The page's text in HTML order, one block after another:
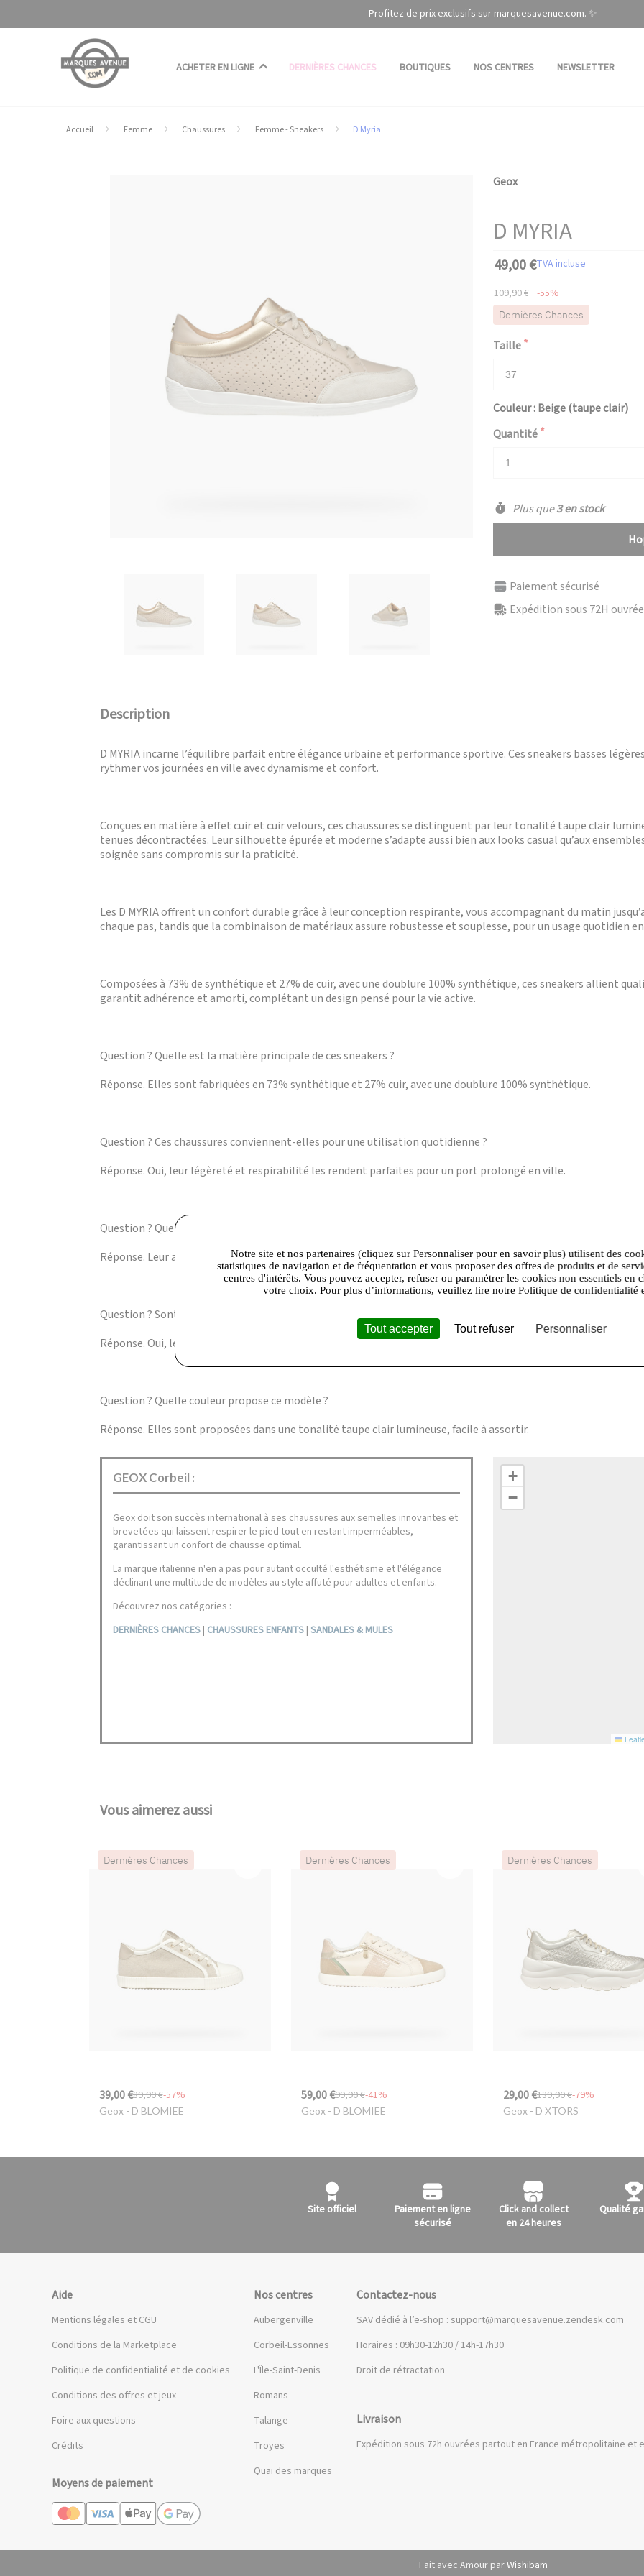
Profitez de prix exclusifs sur marquesavenue.com. ✨
ACHETER EN LIGNE DERNIÈRES CHANCES BOUTIQUES NOS CENTRES NEWSLETTER
Accueil Femme Chaussures Femme - Sneakers D Myria
Geox
D MYRIA
49,00 €TVA incluse
109,90 € -55%
Dernières Chances
Taille
Couleur : Beige (taupe clair)
Quantité
Plus que3 en stock
Paiement sécurisé
Expédition sous 72H
Description
D MYRIA incarne l’équilibre parfait entre élégance urbaine et performance sportive. Ces sneakers basses
rythmer vos journées en ville avec dynamisme et confort.
Conçues en matière à effet cuir et cuir velours, ces chaussures se distinguent par leur tonalité taupe clair
tenues décontractées. Leur silhouette épurée et moderne s’adapte aussi bien aux looks casual qu’aux
soignée sans compromis sur la praticité.
Les D MYRIA offrent un confort durable grâce à leur conception respirante, vous accompagnant du matin
chaque pas, tandis que la combinaison de matériaux assure robustesse et souplesse, pour un usage quotidien
Composées à 73% de synthétique et 27% de cuir, avec une doublure 100% synthétique, ces sneakers allient
garantit adhérence et amorti, complétant un design pensé pour la vie active.
Question ? Quelle est la matière principale de ces sneakers ?
Réponse. Elles sont fabriquées en 73% synthétique et 27% cuir, avec une doublure 100% synthétique.
Question ? Ces chaussures conviennent-elles pour une utilisation quotidienne ?
Réponse. Oui, leur légèreté et respirabilité les rendent parfaites pour un port prolongé en ville.
Question ? Quel style peut-on associer avec les D MYRIA ?
Réponse. Leur allure active chic s’adapte aux looks décontractés comme aux tenues plus élégantes.
Question ? Sont-elles adaptées aux saisons chaudes ?
Réponse. Oui, leur conception respirante assure un confort optimal même par temps chaud.
Question ? Quelle couleur propose ce modèle ?
Réponse. Elles sont proposées dans une tonalité taupe clair lumineuse, facile à assortir.
GEOX Corbeil :
Geox doit son succès international à ses chaussures aux semelles innovantes et
brevetées qui laissent respirer le pied tout en restant imperméables,
garantissant un confort de chausse optimal.
La marque italienne n'en a pas pour autant occulté l'esthétisme et l'élégance
déclinant une multitude de modèles au style affuté pour adultes et enfants.
Découvrez nos catégories :
DERNIÈRES CHANCES | CHAUSSURES ENFANTS |SANDALES & MULES
+
−
Vous aimerez aussi
Dernières Chances
39,00 €89,90 €-57%
Geox- D BLOMIEE
Dernières Chances
59,00 €99,90 €-41%
Geox- D BLOMIEE
Dernières Chances
29,00 €139,90 €-79%
Geox - D XTORS
Site officiel
Paiement en ligne
sécurisé
Click and collect
en 24 heures
Qualité
Aide
Mentions légales et CGU
Conditions de la Marketplace
Politique de confidentialité et de cookies
Conditions des offres et jeux
Foire aux questions
Crédits
Moyens de paiement
Nos centres
Aubergenville
Corbeil-Essonnes
L'Île-Saint-Denis
Romans
Talange
Troyes
Quai des marques
Contactez-nous
SAV dédié à l’e-shop : support@marquesavenue.zendesk.com
Horaires : 09h30-12h30 / 14h-17h30
Droit de rétractation
Livraison
Expédition sous 72h ouvrées partout en France métropolitaine et
Fait avec Amour parWishibam
Notre site et nos partenaires (cliquez sur Personnaliser pour en savoir plus) utilisent des
statistiques de navigation et de fréquentation et vous proposer des offres de produits et de
centres d'intérêts. Vous pouvez accepter, refuser ou paramétrer les cookies non essentiels en
votre choix. Pour plus d’informations, veuillez lire notre Politique de confidentialité
Tout accepter Tout refuser Personnaliser